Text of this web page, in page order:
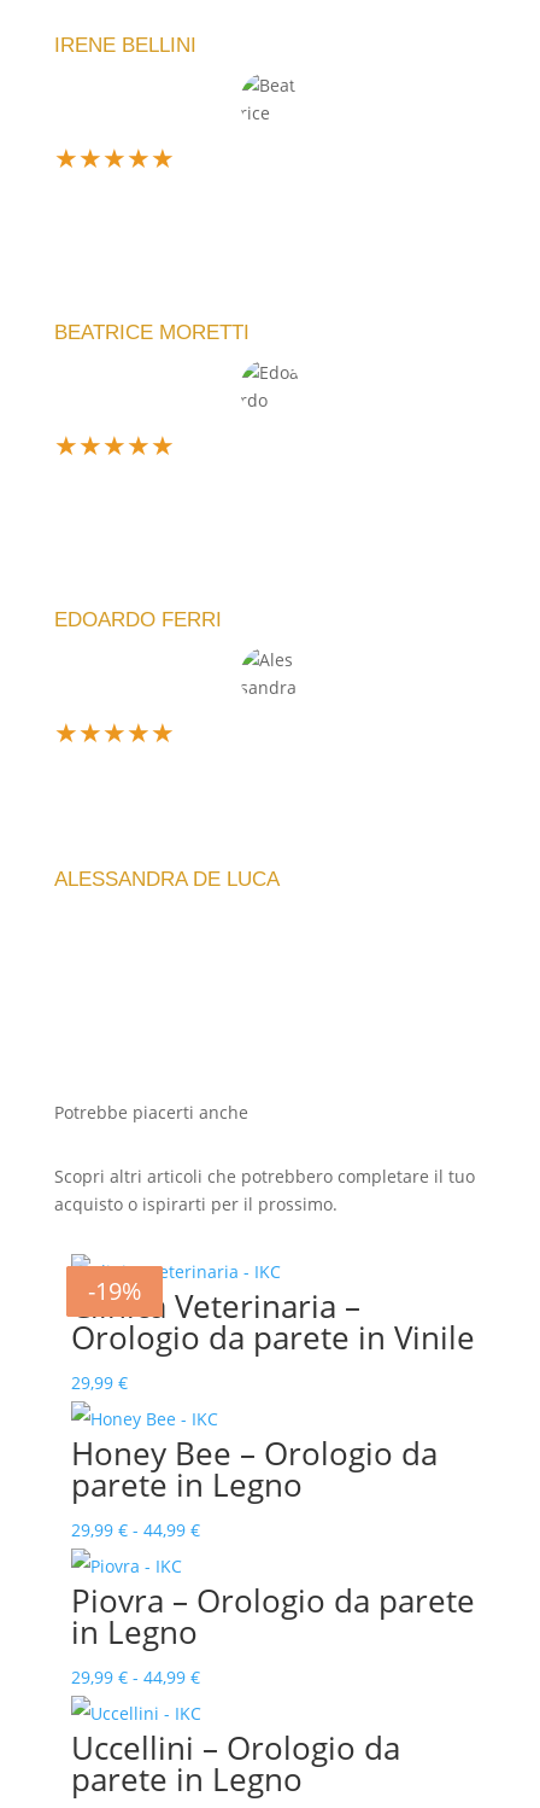
IRENE BELLINI
★★★★★
BEATRICE MORETTI
★★★★★
EDOARDO FERRI
★★★★★
ALESSANDRA DE LUCA
Potrebbe piacerti anche
Scopri altri articoli che potrebbero completare il tuo
acquisto o ispirarti per il prossimo.
Clinica Veterinaria –
Orologio da parete in Vinile
29,99 €
Honey Bee – Orologio da
parete in Legno
29,99 € - 44,99 €Fascia
prezzo:
29,99 €
a
44,99 €
-12%
Piovra – Orologio da parete
in Legno
29,99 € - 44,99 €Fascia
di
prezzo:
da
-14%
Uccellini – Orologio da
parete in Legno
-13%
-17%
-19%